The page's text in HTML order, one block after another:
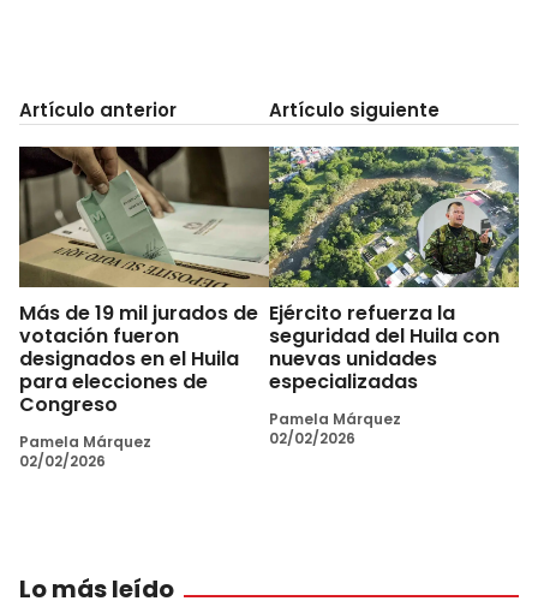
Artículo anterior
Más de 19 mil jurados de
votación fueron
designados en el Huila
para elecciones de
Congreso
Pamela Márquez
02/02/2026
Artículo siguiente
Ejército refuerza la
seguridad del Huila con
nuevas unidades
especializadas
Pamela Márquez
02/02/2026
Lo más leído